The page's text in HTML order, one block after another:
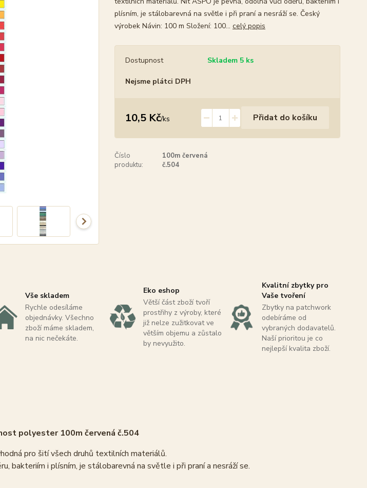
plísním, je stálobarevná na světle i při praní a nesráží se. Český
výrobek Návin: 100 m Složení: 100... celý popis
Dostupnost Skladem 5 ks
Nejsme plátci DPH
10,5 Kč/ks Přidat do košíku
Číslo
produktu:
100m červená
č.504
Vše skladem
Rychle odesíláme
objednávky. Všechno
zboží máme skladem,
na nic nečekáte.
Eko eshop
Větší část zboží tvoří
prostřihy z výroby, které
již nelze zužitkovat ve
větším objemu a zůstalo
by nevyužito.
Kvalitní zbytky pro
Vaše tvoření
Zbytky na patchwork
odebíráme od
vybraných dodavatelů.
Naší prioritou je co
nejlepší kvalita zboží.
polyester 100m červená č.504
pro šití všech druhů textilních materiálů.
bakteriím i plísním, je stálobarevná na světle i při praní a nesráží se.